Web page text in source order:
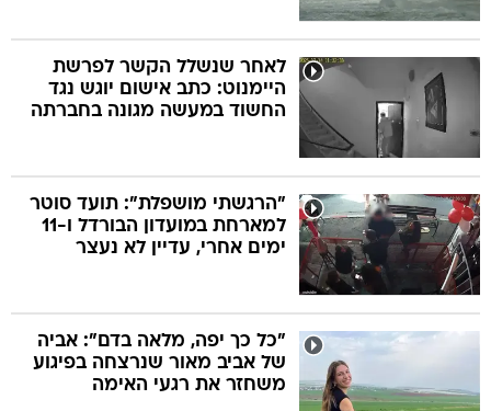
לאחר שנשלל הקשר לפרשת
היימנוט: כתב אישום יוגש נגד
החשוד במעשה מגונה בחברתה
"הרגשתי מושפלת": תועד סוטר
למארחת במועדון הבורדל ו-11
ימים אחרי, עדיין לא נעצר
"כל כך יפה, מלאה בדם": אביה
של אביב מאור שנרצחה בפיגוע
משחזר את רגעי האימה